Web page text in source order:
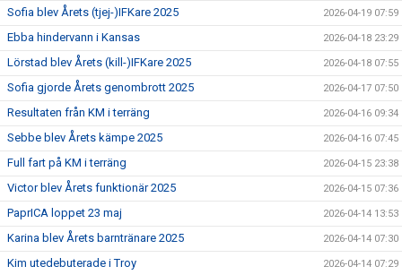
Sofia blev Årets (tjej-)IFKare 2025 2026-04-19 07:59
Ebba hindervann i Kansas 2026-04-18 23:29
Lörstad blev Årets (kill-)IFKare 2025 2026-04-18 07:55
Sofia gjorde Årets genombrott 2025 2026-04-17 07:50
Resultaten från KM i terräng 2026-04-16 09:34
Sebbe blev Årets kämpe 2025 2026-04-16 07:45
Full fart på KM i terräng 2026-04-15 23:38
Victor blev Årets funktionär 2025 2026-04-15 07:36
PaprICA loppet 23 maj 2026-04-14 13:53
Karina blev Årets barntränare 2025 2026-04-14 07:30
Kim utedebuterade i Troy 2026-04-14 07:29